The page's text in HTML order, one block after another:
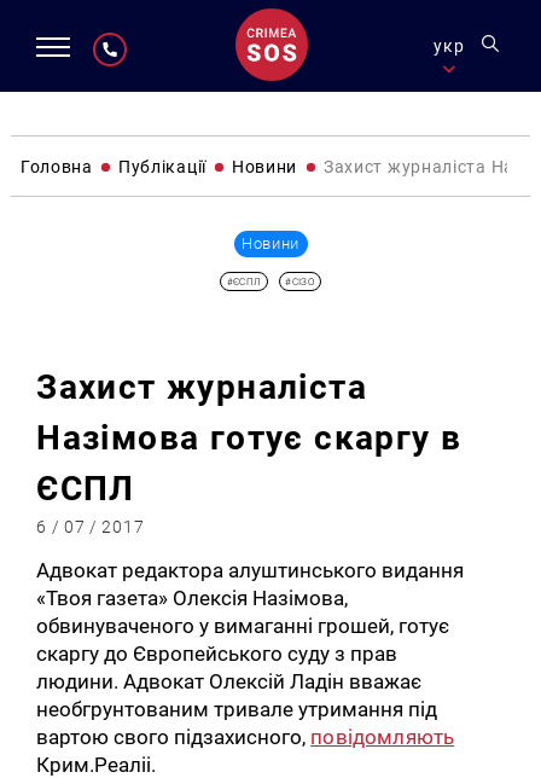
укр
Головна Публікації Новини Захист журналіста
Новини
#ЄСПЛ #СІЗО
Захист журналіста
Назімова готує скаргу в
ЄСПЛ
6 / 07 / 2017
Адвокат редактора алуштинського видання
«Твоя газета» Олексія Назімова,
обвинуваченого у вимаганні грошей, готує
скаргу до Європейського суду з прав
людини. Адвокат Олексій Ладін вважає
необгрунтованим тривале утримання під
вартою свого підзахисного, повідомляють
Крим.Реаліі.